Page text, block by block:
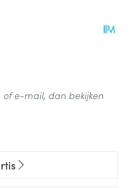
e-mail, dan bekijken